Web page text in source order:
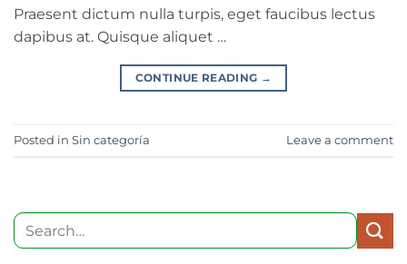
Praesent dictum nulla turpis, eget faucibus lectus
dapibus at. Quisque aliquet …
CONTINUE READING →
Posted in Sin categoría Leave a comment